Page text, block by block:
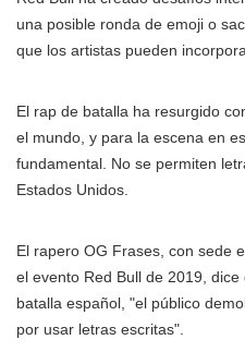
una posible ronda de emoji o
que los artistas pueden
El rap de batalla ha resurgido
el mundo, y para la escena en
fundamental. No se permiten
Estados Unidos.
El rapero OG Frases, con sede
el evento Red Bull de 2019,
batalla español, "el público
por usar letras escritas".